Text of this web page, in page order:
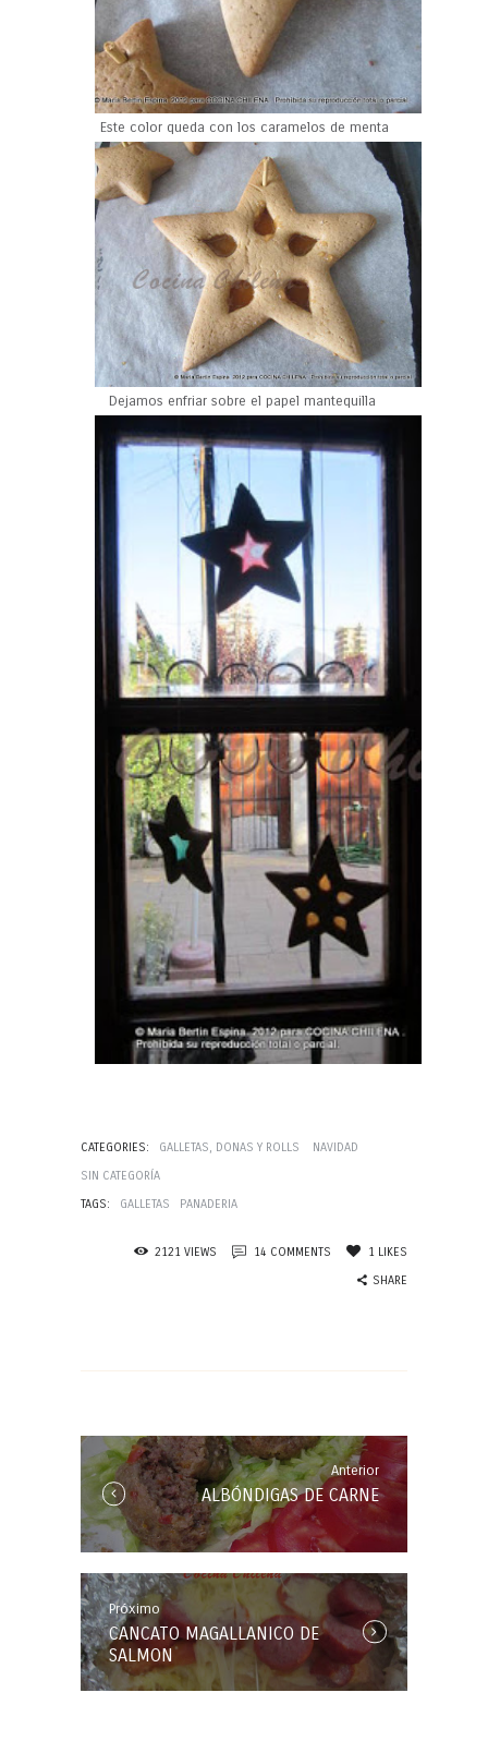
Este color queda con los caramelos de menta
Dejamos enfriar sobre el papel mantequilla
CATEGORIES: GALLETAS, DONAS Y ROLLS
NAVIDAD
SIN CATEGORÍA
TAGS:
GALLETAS PANADERIA
2121 VIEWS 14 COMMENTS 1 LIKES
SHARE
entradas
Anterior Anterior
Entrada:
ALBÓNDIGAS DE CARNE
PróximoPróxima
Entrada:
CANCATO MAGALLANICO DE
SALMON